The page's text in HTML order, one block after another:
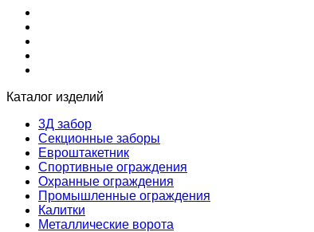
Каталог изделий
3Д забор
Секционные заборы
Евроштакетник
Спортивные ограждения
Охранные ограждения
Промышленные ограждения
Калитки
Металлические ворота